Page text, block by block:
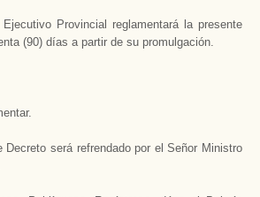
Provincial reglamentará la presente
(90) días a partir de su promulgación.
Decreto será refrendado por el Señor Ministro